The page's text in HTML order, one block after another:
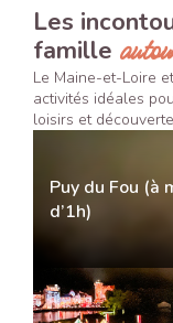
Les
famille
Le Maine-et-Loire
activités idéales
loisirs et
Puy du Fou (à
d’1h)